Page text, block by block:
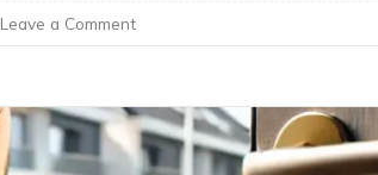
Leave a Commenton
Services
Hiver